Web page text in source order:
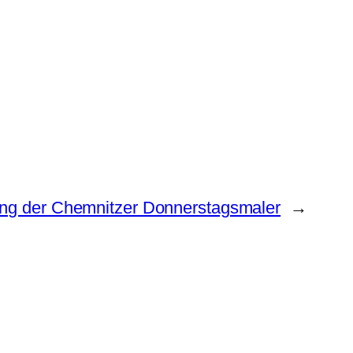
der Chemnitzer Donnerstagsmaler →